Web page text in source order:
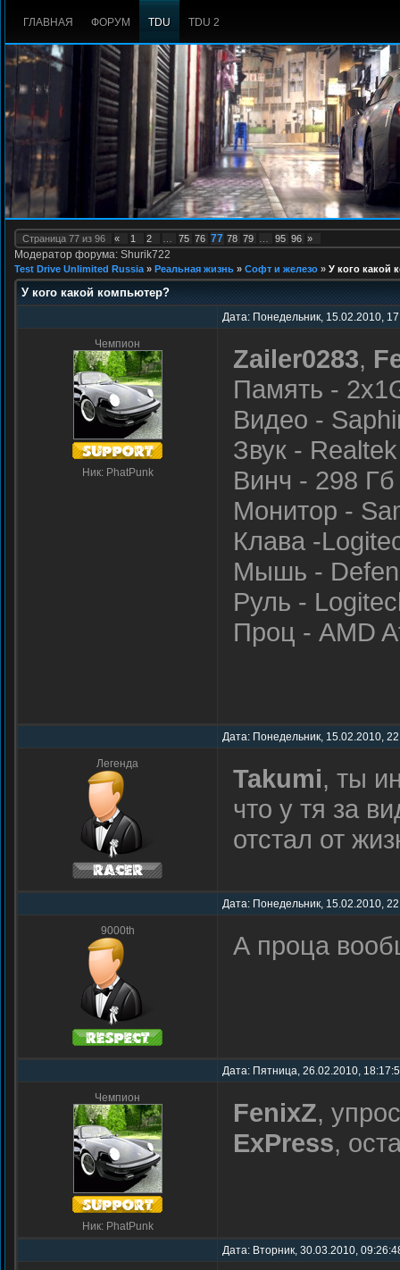
ГЛАВНАЯ ФОРУМ TDU TDU 2
Страница 77 из 96 « 1 2 75 76 77 78 79 95 96 »
Модератор форума: Shurik722
Test Drive Unlimited Russia » Реальная жизнь » Софт и железо » У кого какой
У кого какой компьютер?
Дата: Понедельник, 15.02.2010,
Чемпион
Ник: PhatPunk
Zailer0283,
Память -
Видео -
Звук -
Винч - 298 Гб
Монитор -
Клава -
Мышь -
Руль -
Проц - AMD
Дата: Понедельник, 15.02.2010,
Легенда Takumi, ты
что у тя за
отстал от
Дата: Понедельник, 15.02.2010,
9000th А проца
Дата: Пятница, 26.02.2010,
Чемпион
Ник: PhatPunk
FenixZ,
ExPress,
Дата: Вторник, 30.03.2010,